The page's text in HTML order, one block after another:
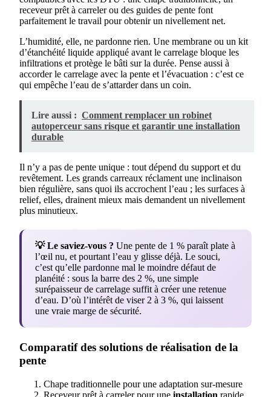
receveur prêt à carreler ou des guides de pente font
parfaitement le travail pour obtenir un nivellement net.
L’humidité, elle, ne pardonne rien. Une membrane ou un kit
d’étanchéité liquide appliqué avant le carrelage bloque les
infiltrations et protège le bâti sur la durée. Pense aussi à
accorder le carrelage avec la pente et l’évacuation : c’est ce
qui empêche l’eau de s’attarder dans un coin.
Lire aussi : Comment remplacer un robinet
autoperceur sans risque et garantir une installation
durable
Il n’y a pas de pente unique : tout dépend du support et du
revêtement. Les grands carreaux réclament une inclinaison
bien régulière, sans quoi ils accrochent l’eau ; les surfaces à
relief, elles, drainent mieux mais demandent un nivellement
plus minutieux.
💡 Le saviez-vous ? Une pente de 1 % paraît plate à
l’œil nu, et pourtant l’eau y glisse déjà. Le souci,
c’est qu’elle pardonne mal le moindre défaut de
planéité : sous la barre des 2 %, une simple
surépaisseur de carrelage suffit à créer une retenue
d’eau. D’où l’intérêt de viser 2 à 3 %, qui laissent
une vraie marge de sécurité.
Comparatif des solutions de réalisation de la
pente
Chape traditionnelle pour une adaptation sur-mesure
Receveur prêt à carreler pour une installation rapide